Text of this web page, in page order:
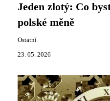
Jeden zlotý: Co
polské měně
Ostatní
23. 05. 2026